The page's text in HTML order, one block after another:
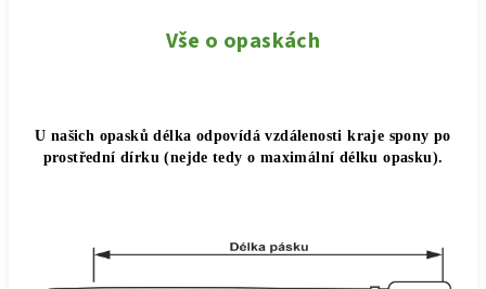
Vše o opaskách
U našich opasků délka odpovídá vzdálenosti kraje spony po
prostřední dírku (nejde tedy o maximální délku opasku).